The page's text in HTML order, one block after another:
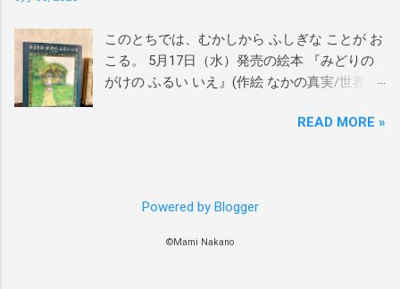
ください！ 1作目『あまがえるのかくれんぼ』
2作目『あまがえるのぼうけん』 3作目『あま
がえるのたんじょう』 作 たてのひろし 絵 か
わしまはるこ（世界文化社） 『ねことこと
り』原画展期間中にイベント2つ開催します。
はこちらのイベントページをご覧ください♪
8 イベント①舘野夜話SP ゲスト：なかの真
年ほど前の内容ばかりで、当時の自分の拙い文章を読み返す
と、人生舐め腐っていて顔から火が吹き出しそうになりまし
たが、一方で現在とあまり変わらない考え方をしていたり、
この視点はこれからも大切にしたいと感じるような面もあっ
て、移行をきっかけに過去の自分を読み返してみたらけっこ
は以上となります。 原画展や刊行物などのお知らせは、主に
X,Instagramで引き続き発信していきます。 万が一、noteが合
このとちでは、むかしから ふしぎな ことが お
こる。 5月17日（水）発売の絵本 『みどりの
がけの ふるい いえ』(作絵 なかの真実/世界文
行された絵本がハードカバー化。 絵や文章を
子ブックフェスタ」 にて、 5月17日発売『み
READ MORE »
Powered by Blogger
©Mami Nakano